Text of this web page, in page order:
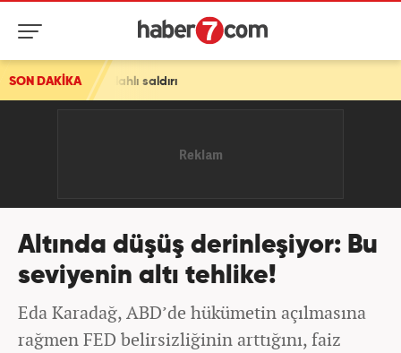
SON DAKİKA
saldırı
Altında düşüş derinleşiyor: Bu
seviyenin altı tehlike!
Eda Karadağ, ABD’de hükümetin açılmasına
rağmen FED belirsizliğinin arttığını, faiz